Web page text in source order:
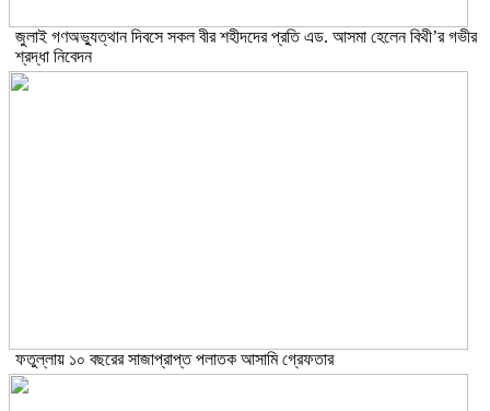
জুলাই গণঅভ্যুত্থান দিবসে সকল বীর শহীদদের প্রতি এড. আসমা হেলেন বিথী’র গভীর
শ্রদ্ধা নিবেদন
ফতুল্লায় ১০ বছরের সাজাপ্রাপ্ত পলাতক আসামি গ্রেফতার